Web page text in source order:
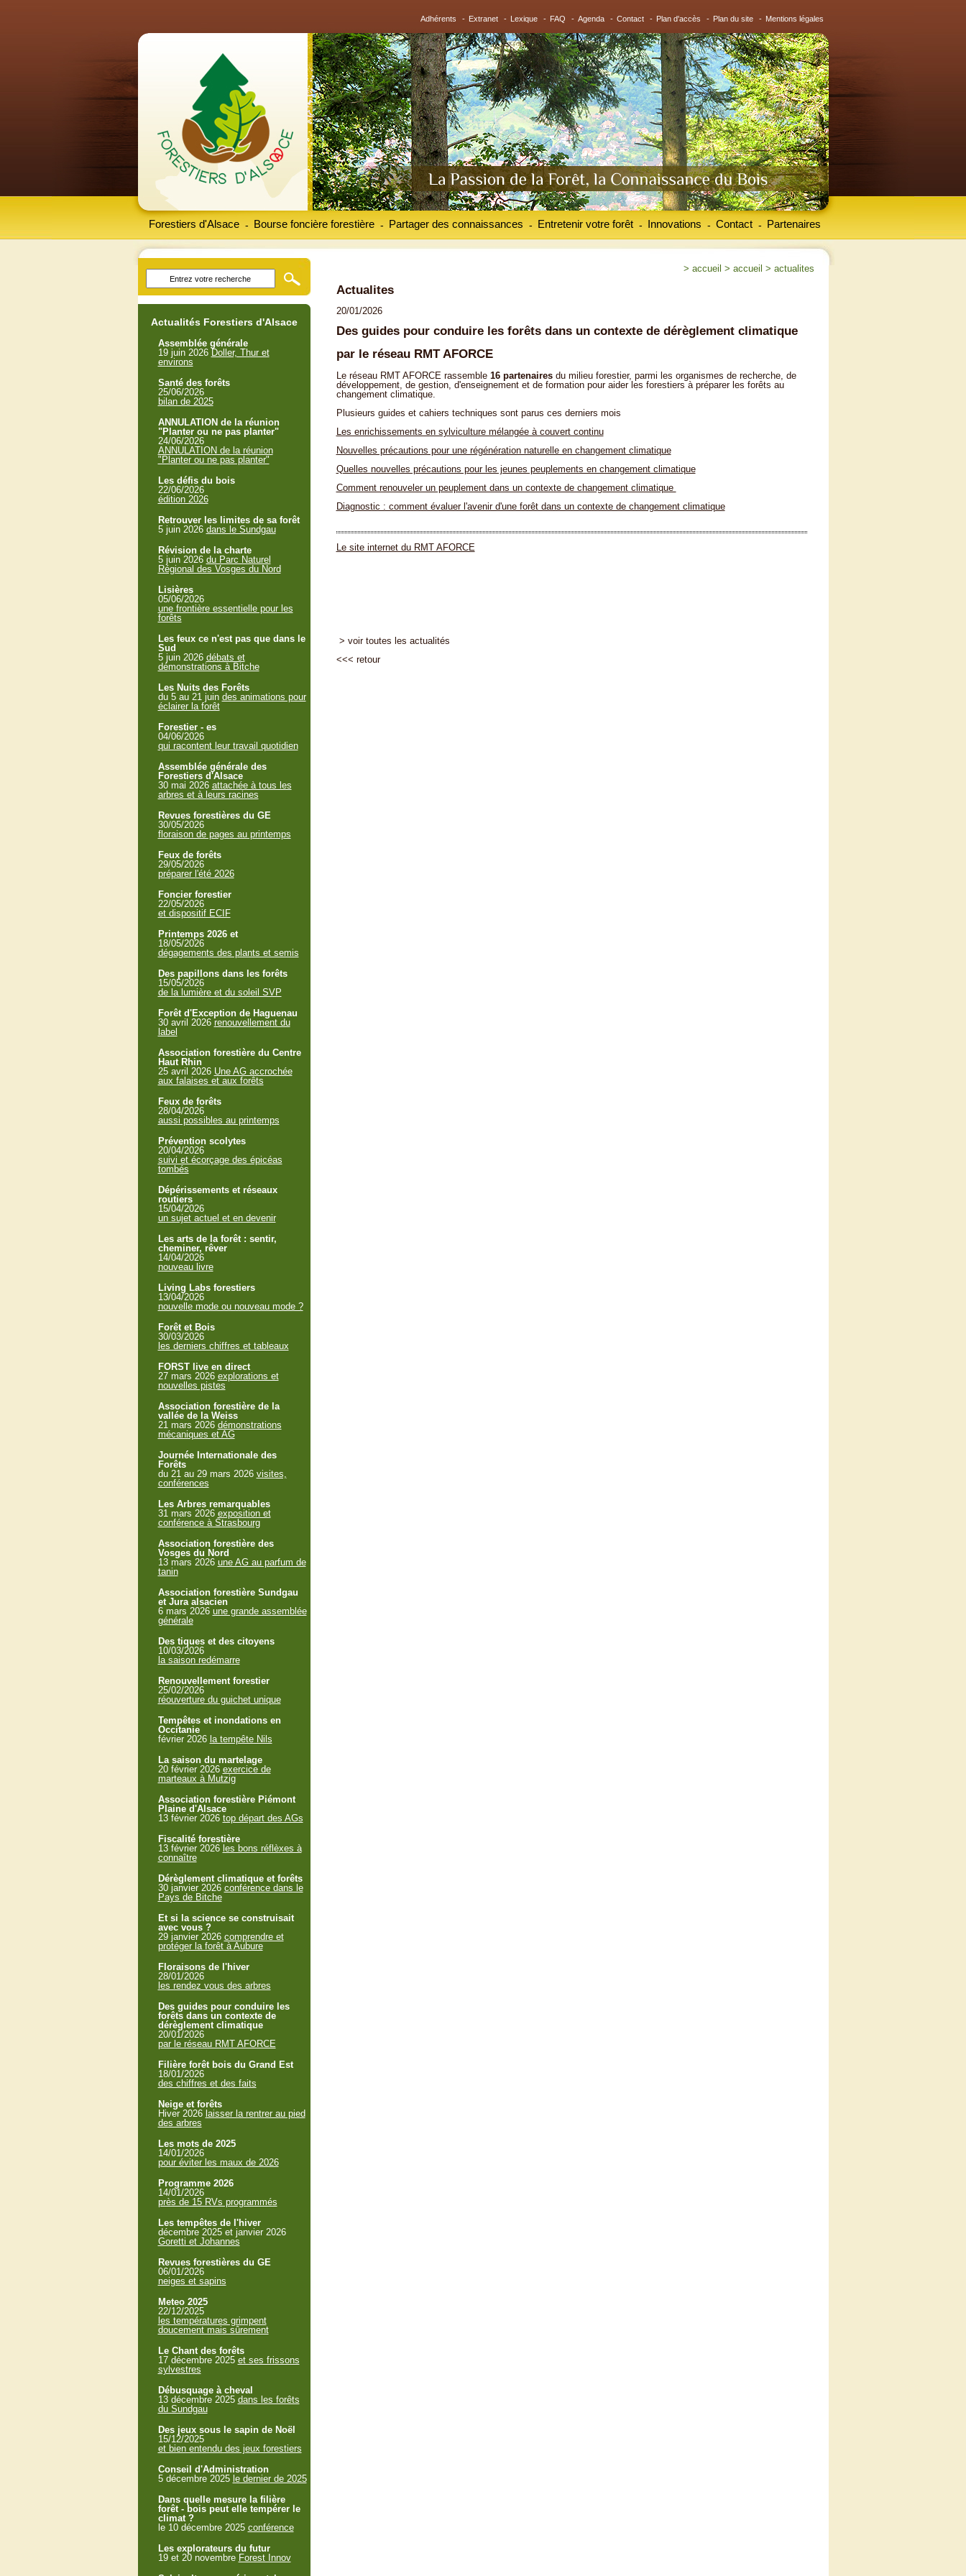
Adhérents - Extranet - Lexique - FAQ - Agenda - Contact - Plan d'accès - Plan du site - Mentions légales
Forestiers d'Alsace Bourse foncière forestière
- Partager des connaissances
- Entretenir votre forêt
- Innovations
- Contact
- Partenaires
-
> accueil > accueil > actualites
Actualites
20/01/2026
Des guides pour conduire les forêts dans un contexte de dérèglement climatique
par le réseau RMT AFORCE
Le réseau RMT AFORCE rassemble 16 partenairesdu milieu forestier, parmi les organismes de recherche, de
développement, de gestion, d'enseignement et de formation pour aider les forestiers à préparer les forêts au
changement climatique.
Plusieurs guides et cahiers techniques sont parus ces derniers mois
Les enrichissements en sylviculture mélangée à couvert continu
Nouvelles précautions pour une régénération naturelle en changement climatique
Quelles nouvelles précautions pour les jeunes peuplements en changement climatique
Comment renouveler un peuplement dans un contexte de changement climatique
Diagnostic : comment évaluer l'avenir d'une forêt dans un contexte de changement climatique
Le site internet du RMT AFORCE
> voir toutes les actualités
<<< retour
Actualités Forestiers d'Alsace
Assemblée générale
19 juin 2026 Doller, Thur et
environs
Santé des forêts
25/06/2026
bilan de 2025
ANNULATION de la réunion
"Planter ou ne pas planter"
24/06/2026
ANNULATION de la réunion
"Planter ou ne pas planter"
Les défis du bois
22/06/2026
édition 2026
Retrouver les limites de sa forêt
5 juin 2026 dans le Sundgau
Révision de la charte
5 juin 2026 du Parc Naturel
Régional des Vosges du Nord
Lisières
05/06/2026
une frontière essentielle pour les
forêts
Les feux ce n'est pas que dans le
Sud
5 juin 2026 débats et
démonstrations à Bitche
Les Nuits des Forêts
du 5 au 21 juin des animations pour
éclairer la forêt
Forestier - es
04/06/2026
qui racontent leur travail quotidien
Assemblée générale des
Forestiers d'Alsace
30 mai 2026 attachée à tous les
arbres et à leurs racines
Revues forestières du GE
30/05/2026
floraison de pages au printemps
Feux de forêts
29/05/2026
préparer l'été 2026
Foncier forestier
22/05/2026
et dispositif ECIF
Printemps 2026 et
18/05/2026
dégagements des plants et semis
Des papillons dans les forêts
15/05/2026
de la lumière et du soleil SVP
Forêt d'Exception de Haguenau
30 avril 2026 renouvellement du
label
Association forestière du Centre
Haut Rhin
25 avril 2026 Une AG accrochée
aux falaises et aux forêts
Feux de forêts
28/04/2026
aussi possibles au printemps
Prévention scolytes
20/04/2026
suivi et écorçage des épicéas
tombés
Dépérissements et réseaux
routiers
15/04/2026
un sujet actuel et en devenir
Les arts de la forêt : sentir,
cheminer, rêver
14/04/2026
nouveau livre
Living Labs forestiers
13/04/2026
nouvelle mode ou nouveau mode ?
Forêt et Bois
30/03/2026
les derniers chiffres et tableaux
FORST live en direct
27 mars 2026 explorations et
nouvelles pistes
Association forestière de la
vallée de la Weiss
21 mars 2026 démonstrations
mécaniques et AG
Journée Internationale des
Forêts
du 21 au 29 mars 2026 visites,
conférences
Les Arbres remarquables
31 mars 2026 exposition et
conférence à Strasbourg
Association forestière des
Vosges du Nord
13 mars 2026 une AG au parfum de
tanin
Association forestière Sundgau
et Jura alsacien
6 mars 2026 une grande assemblée
générale
Des tiques et des citoyens
10/03/2026
la saison redémarre
Renouvellement forestier
25/02/2026
réouverture du guichet unique
Tempêtes et inondations en
Occitanie
février 2026 la tempête Nils
La saison du martelage
20 février 2026 exercice de
marteaux à Mutzig
Association forestière Piémont
Plaine d'Alsace
13 février 2026 top départ des AGs
Fiscalité forestière
13 février 2026 les bons réflèxes à
connaître
Dérèglement climatique et forêts
30 janvier 2026 conférence dans le
Pays de Bitche
Et si la science se construisait
avec vous ?
29 janvier 2026 comprendre et
protéger la forêt à Aubure
Floraisons de l'hiver
28/01/2026
les rendez vous des arbres
Des guides pour conduire les
forêts dans un contexte de
dérèglement climatique
20/01/2026
par le réseau RMT AFORCE
Filière forêt bois du Grand Est
18/01/2026
des chiffres et des faits
Neige et forêts
Hiver 2026 laisser la rentrer au pied
des arbres
Les mots de 2025
14/01/2026
pour éviter les maux de 2026
Programme 2026
14/01/2026
près de 15 RVs programmés
Les tempêtes de l'hiver
décembre 2025 et janvier 2026
Goretti et Johannes
Revues forestières du GE
06/01/2026
neiges et sapins
Meteo 2025
22/12/2025
les températures grimpent
doucement mais sûrement
Le Chant des forêts
17 décembre 2025 et ses frissons
sylvestres
Débusquage à cheval
13 décembre 2025 dans les forêts
du Sundgau
Des jeux sous le sapin de Noël
15/12/2025
et bien entendu des jeux forestiers
Conseil d'Administration
5 décembre 2025 le dernier de 2025
Dans quelle mesure la filière
forêt - bois peut elle tempérer le
climat ?
le 10 décembre 2025 conférence
Les explorateurs du futur
19 et 20 novembre Forest Innov